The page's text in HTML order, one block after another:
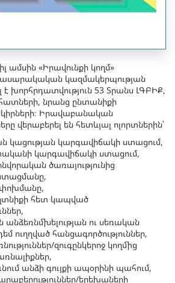
ամսին «Իրավունքի կողմ»
կազմակերպության
խորհրդատվություն 53 Տրանս ԼԳԲԻՔ,
նրանց ընտանիքի
Իրավաբանական
վերաբերել են հետևյալ ոլորտներին՝
կացության կարգավիճակի ստացում,
կարգավիճակի ստացում,
ծառայությունից
հետ կապված
ու սեռական
ուղղված հանցագործություններ,
զուգընկերոջ կողմից
անձի գույքի ապօրինի պահում,
երեխաների